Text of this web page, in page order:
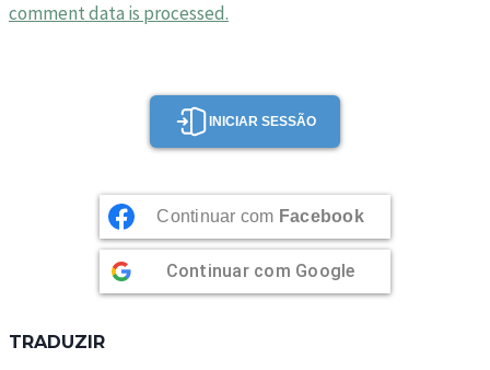
comment data is processed.
INICIAR SESSÃO
Continuar com Facebook
Continuar com Google
TRADUZIR